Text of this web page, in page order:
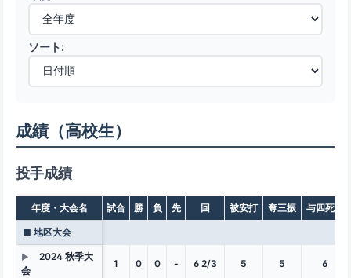
ソート:
成績（高校生）
投手成績
年度・大会名 試合 勝 負 先 回 被安打 奪三振 与四死球
■ 地区大会
▶
2024 秋季大
会
1 0 0 - 6 2/3 5 5 6